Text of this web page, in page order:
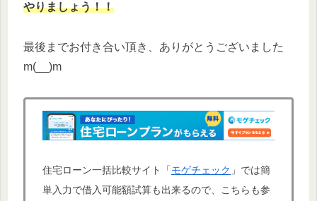
やりましょう！！
最後までお付き合い頂き、ありがとうございました
m(__)m
住宅ローン一括比較サイト「モゲチェック 」では簡
単入力で借入可能額試算も出来るので、こちらも参